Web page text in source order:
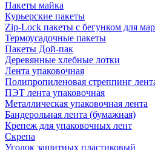
Пакеты майка
Курьерские пакеты
Zip-Lock пакеты с бегунком для
Термоусадочные пакеты
Пакеты Дой-пак
Деревянные хлебные лотки
Лента упаковочная
Полипропиленовая стреппинг
ПЭТ лента упаковочная
Металлическая упаковочная лента
Бандерольная лента (бумажная)
Крепеж для упаковочных лент
Скрепа
Уголок защитных пластиковый